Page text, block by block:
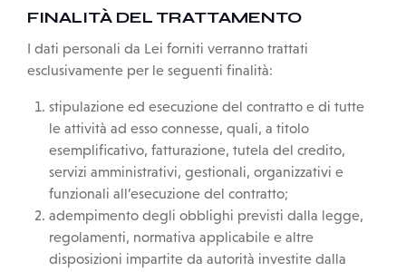
FINALITÀ DEL TRATTAMENTO
I dati personali da Lei forniti verranno trattati
esclusivamente per le seguenti finalità:
stipulazione ed esecuzione del contratto e di tutte
le attività ad esso connesse, quali, a titolo
esemplificativo, fatturazione, tutela del credito,
servizi amministrativi, gestionali, organizzativi e
funzionali all’esecuzione del contratto;
adempimento degli obblighi previsti dalla legge,
regolamenti, normativa applicabile e altre
disposizioni impartite da autorità investite dalla